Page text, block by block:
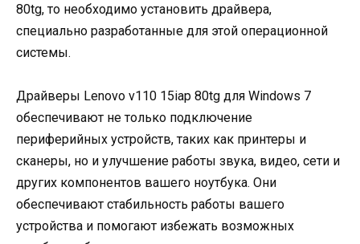
80tg, то необходимо установить драйвера,
специально разработанные для этой операционной
системы.
Драйверы Lenovo v110 15iap 80tg для Windows 7
обеспечивают не только подключение
периферийных устройств, таких как принтеры и
сканеры, но и улучшение работы звука, видео, сети и
других компонентов вашего ноутбука. Они
обеспечивают стабильность работы вашего
устройства и помогают избежать возможных